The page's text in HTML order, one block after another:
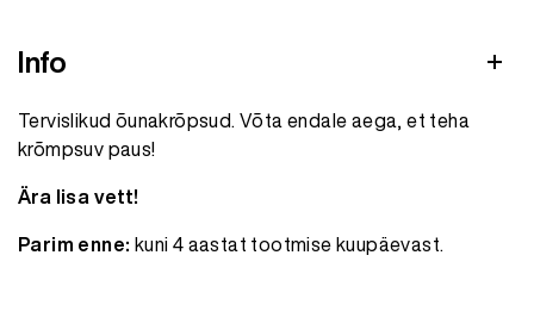
Info
Tervislikud õunakrõpsud. Võta endale aega, et teha
krõmpsuv paus!
Ära lisa vett!
Parim enne: kuni 4 aastat tootmise kuupäevast.